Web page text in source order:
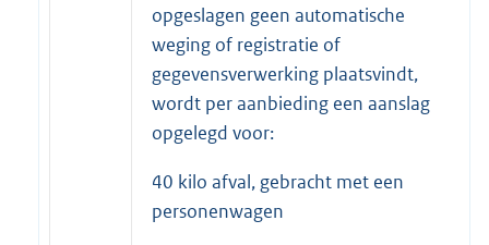
opgeslagen geen automatische
weging of registratie of
gegevensverwerking plaatsvindt,
wordt per aanbieding een aanslag
opgelegd voor:
40 kilo afval, gebracht met een
personenwagen